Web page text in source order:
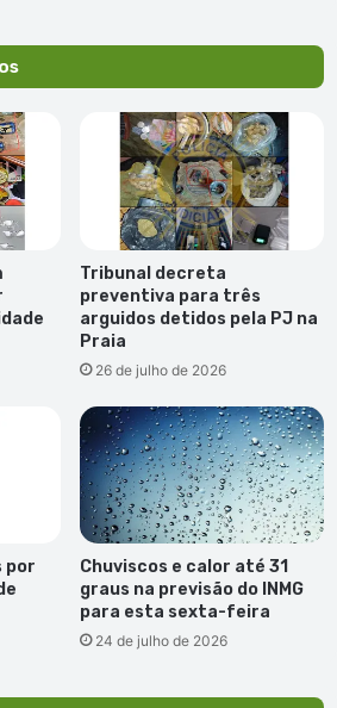
Tribunal decreta
preventiva para três
arguidos detidos pela PJ na
Praia
26 de julho de 2026
por
Chuviscos e calor até 31
graus na previsão do INMG
para esta sexta-feira
24 de julho de 2026